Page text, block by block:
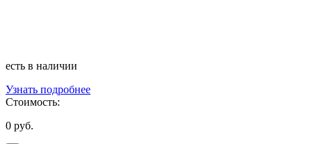
есть в наличии
Узнать подробнее
Стоимость:
0 руб.